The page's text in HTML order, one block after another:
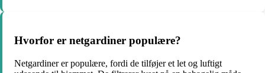
Hvorfor er netgardiner populære?
Netgardiner er populære, fordi de tilføjer et let og luftigt